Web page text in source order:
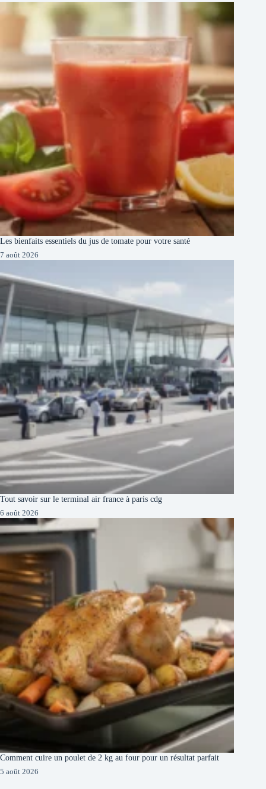
Les bienfaits essentiels du jus de tomate pour votre santé
7 août 2026
Tout savoir sur le terminal air france à paris cdg
6 août 2026
Comment cuire un poulet de 2 kg au four pour un résultat parfait
5 août 2026